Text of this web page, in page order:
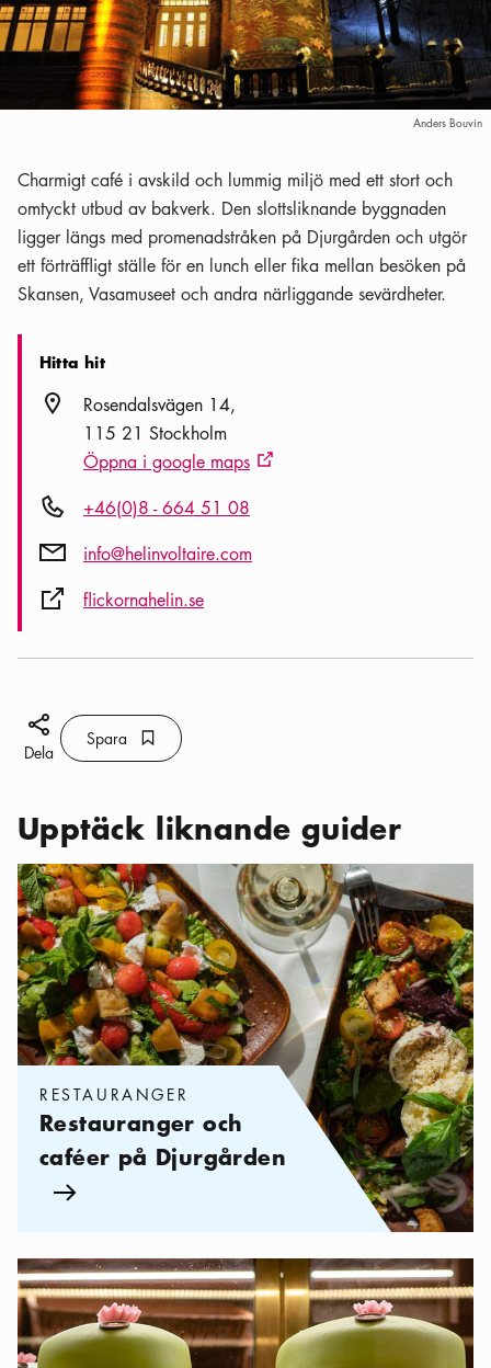
Anders Bouvin
Charmigt café i avskild och lummig miljö med ett stort och
omtyckt utbud av bakverk. Den slottsliknande byggnaden
ligger längs med promenadstråken på Djurgården och utgör
ett förträffligt ställe för en lunch eller fika mellan besöken på
Skansen, Vasamuseet och andra närliggande sevärdheter.
Hitta hit
Plats ikonRosendalsvägen 14
115 21 Stockholm
Öppna i google maps Extern ikon
Telefon ikon+46(0)8 - 664 51 08
Post ikoninfo@helinvoltaire.com
Extern ikonflickornahelin.se
Dela ikon
Dela
Spara Bokmärke ikon
Spara
Upptäck liknande guider
Kategorier:Restauranger Restauranger och caféer på
RESTAURANGER
Restauranger och
caféer på Djurgården
Pil ikon
Kategorier:Caféer, Klassiska konditorier och caféer i